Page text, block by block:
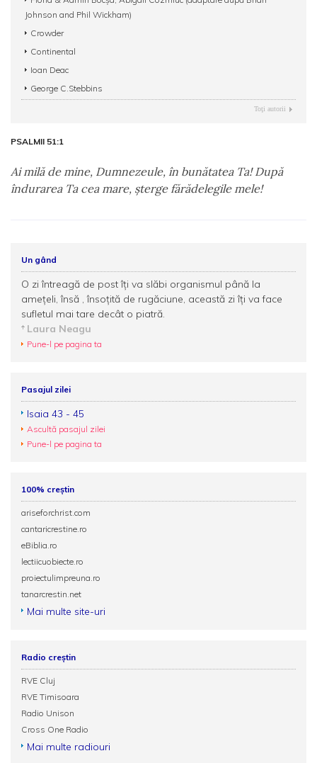
Johnson and Phil Wickham)
Crowder
Continental
Ioan Deac
George C.Stebbins
Toţi autorii
PSALMII 51:1
Ai milă de mine, Dumnezeule, în bunătatea Ta! După
îndurarea Ta cea mare, şterge fărădelegile mele!
Un gând
O zi întreagă de post îţi va slăbi organismul până la
ameţeli, însă , însoţită de rugăciune, această zi îţi va face
sufletul mai tare decât o piatră.
Laura Neagu
Pune-l pe pagina ta
Pasajul zilei
Isaia 43 - 45
Ascultă pasajul zilei
Pune-l pe pagina ta
100% creștin
ariseforchrist.com
cantaricrestine.ro
eBiblia.ro
lectiicuobiecte.ro
proiectulimpreuna.ro
tanarcrestin.net
Mai multe site-uri
Radio creștin
RVE Cluj
RVE Timisoara
Radio Unison
Cross One Radio
Mai multe radiouri